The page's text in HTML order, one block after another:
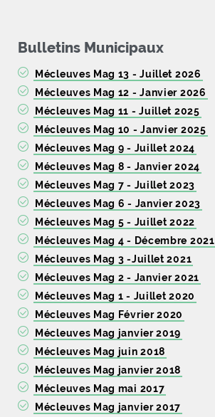
Bulletins Municipaux
Mécleuves Mag 13 - Juillet 2026
Mécleuves Mag 12 - Janvier 2026
Mécleuves Mag 11 - Juillet 2025
Mécleuves Mag 10 - Janvier 2025
Mécleuves Mag 9 - Juillet 2024
Mécleuves Mag 8 - Janvier 2024
Mécleuves Mag 7 - Juillet 2023
Mécleuves Mag 6 - Janvier 2023
Mécleuves Mag 5 - Juillet 2022
Mécleuves Mag 4 - Décembre 2021
Mécleuves Mag 3 -Juillet 2021
Mécleuves Mag 2 - Janvier 2021
Mécleuves Mag 1 - Juillet 2020
Mécleuves Mag Février 2020
Mécleuves Mag janvier 2019
Mécleuves Mag juin 2018
Mécleuves Mag janvier 2018
Mécleuves Mag mai 2017
Mécleuves Mag janvier 2017